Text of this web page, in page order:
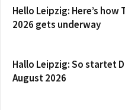
Hello Leipzig: Here’s how
2026 gets underway
Hallo Leipzig: So startet
August 2026